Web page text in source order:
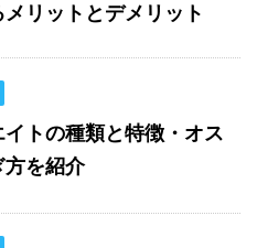
メリットとデメリット
トの種類と特徴・オス
方を紹介